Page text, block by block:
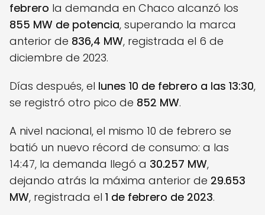
febrero la demanda en Chaco alcanzó los
855 MW de potencia, superando la marca
anterior de 836,4 MW, registrada el 6 de
diciembre de 2023.
Días después, el lunes 10 de febrero a las 13:30,
se registró otro pico de 852 MW.
A nivel nacional, el mismo 10 de febrero se
batió un nuevo récord de consumo: a las
14:47, la demanda llegó a 30.257 MW,
dejando atrás la máxima anterior de 29.653
MW, registrada el 1 de febrero de 2023.